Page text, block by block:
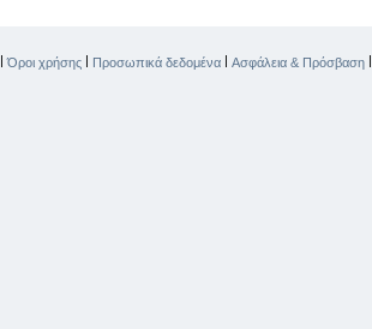
|Όροι χρήσης | Προσωπικά δεδομένα | Ασφάλεια & Πρόσβαση